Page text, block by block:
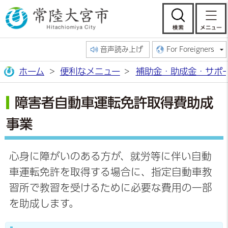
常陸大宮市公
検
音声読み上げ For Foreigners
ホーム 便利なメニュー 補助金・助成金・サポ
障害者自動車運転免許取得費助成
事業
心身に障がいのある方が、就労等に伴い自動
車運転免許を取得する場合に、指定自動車教
習所で教習を受けるために必要な費用の一部
を助成します。